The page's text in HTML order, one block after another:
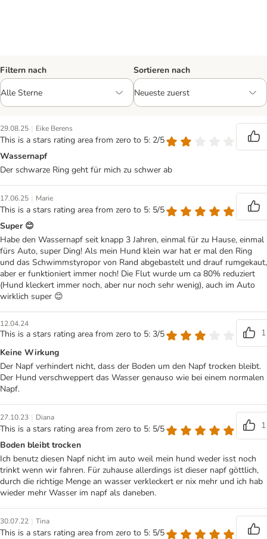
Filtern nach Sortieren nach
29.08.25 | Eike Berens
This is a stars rating area from zero to 5: 2/5
Wassernapf
Der schwarze Ring geht für mich zu schwer ab
17.06.25 | Marie
This is a stars rating area from zero to 5: 5/5
Super 😊
Habe den Wassernapf seit knapp 3 Jahren, einmal für zu Hause, einmal
fürs Auto, super Ding! Als mein Hund klein war hat er mal den Ring
und das Schwimmstyropor von Rand abgebastelt und drauf rumgekaut,
aber er funktioniert immer noch! Die Flut wurde um ca 80% reduziert
(Hund kleckert immer noch, aber nur noch sehr wenig), auch im Auto
wirklich super 😊
12.04.24
This is a stars rating area from zero to 5: 3/5
1
Keine Wirkung
Der Napf verhindert nicht, dass der Boden um den Napf trocken bleibt.
Der Hund verschweppert das Wasser genauso wie bei einem normalen
Napf.
27.10.23 | Diana
This is a stars rating area from zero to 5: 5/5
1
Boden bleibt trocken
Ich benutz diesen Napf nicht im auto weil mein hund weder isst noch
trinkt wenn wir fahren. Für zuhause allerdings ist dieser napf göttlich,
durch die richtige Menge an wasser verkleckert er nix mehr und ich hab
wieder mehr Wasser im napf als daneben.
30.07.22 | Tina
This is a stars rating area from zero to 5: 5/5